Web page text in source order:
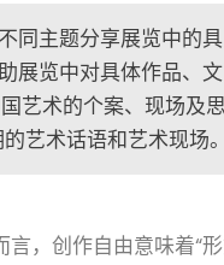
同主题分享展览中的具
展览中对具体作品、文
艺术的个案、现场及思
艺术话语和艺术现场。
言，创作自由意味着“